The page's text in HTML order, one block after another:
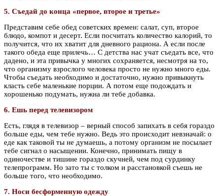
5. Съедай до конца «первое, второе и третье»
Представим себе обед советских времен: салат, суп, второе
блюдо, компот и десерт. Если посчитать количество калорий, то
получится, что их хватит для дневного рациона. А если после
такого обеда еще прилечь… С детства нас учат съедать все, что
дадено, и эта привычка у многих сохраняется, несмотря на то,
что организму взрослого человека просто не нужно много еды.
Чтобы съедать необходимо и достаточно, нужно привыкнуть
класть себе маленькие порции. А потом еще подождать и
хорошенько подумать, нужна ли тебе добавка.
6. Ешь перед телевизором
Есть, глядя в телевизор – верный способ запихать в себя гораздо
больше еды, чем тебе нужно. Ведь это происходит невзначай: о
еде как таковой ты не думаешь, а потому организм не посылает
тебе сигнал о насыщении. Конечно, принимать пищу в
одиночестве и тишине гораздо скучней, чем под сурдинку
телепрограмм. Но зато ты с толком и расстановкой съешь не
больше того, что необходимо.
7. Носи бесформенную одежду